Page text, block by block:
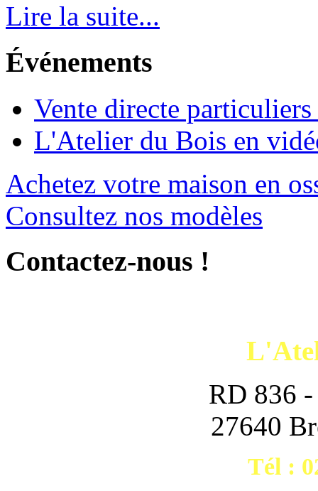
Lire la suite...
Événements
Vente directe
L'Atelier du Bois en
Achetez votre maison en
Consultez nos modèles
Contactez-nous !
RD 836
27640
Tél :